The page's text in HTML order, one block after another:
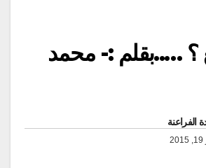
…..بقلم :- محمد
الفراعنة